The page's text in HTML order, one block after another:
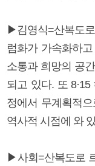
▶김영식=산복도
럼화가 가속화하
소통과 희망의 공
되고 있다. 또
정에서 무계획적
역사적 시점에 와
▶사회=산복도로